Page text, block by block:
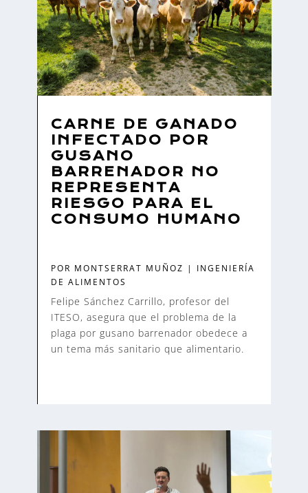
CARNE DE GANADO
INFECTADO POR
GUSANO
BARRENADOR NO
REPRESENTA
RIESGO PARA EL
CONSUMO HUMANO
POR MONTSERRAT MUÑOZ | INGENIERÍA
DE ALIMENTOS
Felipe Sánchez Carrillo, profesor del
ITESO, asegura que el problema de la
plaga por gusano barrenador obedece a
un tema más sanitario que alimentario.